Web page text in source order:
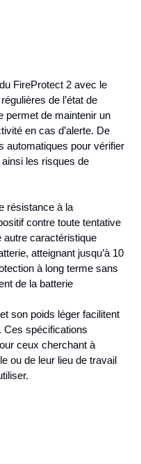
FireProtect 2 avec le
de l’état de
permet de maintenir un
en cas d’alerte. De
automatiques pour vérifier
les risques de
résistance à la
contre toute tentative
autre caractéristique
atteignant jusqu’à 10
à long terme sans
de la batterie
son poids léger facilitent
Ces spécifications
ceux cherchant à
ou de leur lieu de travail